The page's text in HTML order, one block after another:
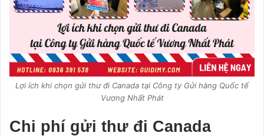
Lợi ích khi chọn gửi thư đi Canada tại Công ty Gửi hàng Quốc tế
Vương Nhất Phát
Chi phí gửi thư đi Canada